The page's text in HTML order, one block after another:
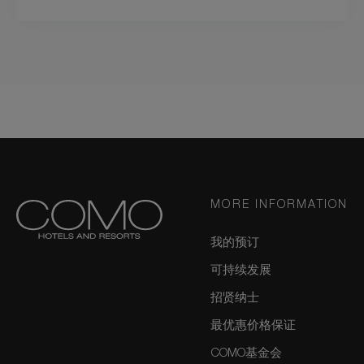
MORE INFORMATION
我的预订
可持续发展
招贤纳士
最优惠价格保证
COMO基金会